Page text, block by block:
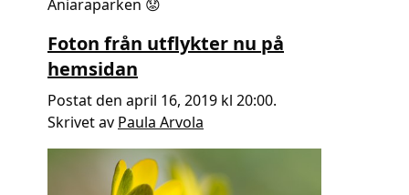
Aniaraparken 😟
Foton från utflykter nu på
hemsidan
Postat den april 16, 2019 kl 20:00.
Skrivet av Paula Arvola